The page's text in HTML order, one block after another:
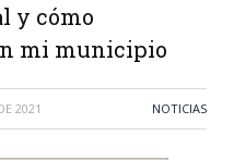
y cómo
mi municipio
2021 NOTICIAS